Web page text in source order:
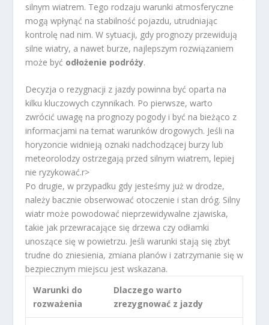
silnym wiatrem. Tego rodzaju warunki atmosferyczne
mogą wpłynąć na stabilność pojazdu, utrudniając
kontrolę nad nim. W sytuacji, gdy prognozy przewidują
silne wiatry, a nawet burze, najlepszym rozwiązaniem
może być odłożenie podróży.
Decyzja o rezygnacji z jazdy powinna być oparta na
kilku kluczowych czynnikach. Po pierwsze, warto
zwrócić uwagę na prognozy pogody i być na bieżąco z
informacjami na temat warunków drogowych. Jeśli na
horyzoncie widnieją oznaki nadchodzącej burzy lub
meteorolodzy ostrzegają przed silnym wiatrem, lepiej
nie ryzykować.r>
Po drugie, w przypadku gdy jesteśmy już w drodze,
należy bacznie obserwować otoczenie i stan dróg. Silny
wiatr może powodować nieprzewidywalne zjawiska,
takie jak przewracające się drzewa czy odłamki
unoszące się w powietrzu. Jeśli warunki stają się zbyt
trudne do zniesienia, zmiana planów i zatrzymanie się w
bezpiecznym miejscu jest wskazana.
Warunki do
rozważenia
Dlaczego warto
zrezygnować z jazdy